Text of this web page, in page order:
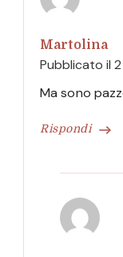
Martolina
Pubblicato il
Rispondi
Ma sono